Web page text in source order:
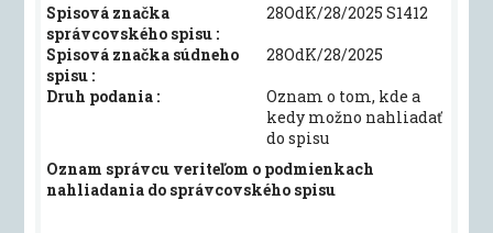
Spisová značka
správcovského spisu :
28OdK/28/2025 S1412
Spisová značka súdneho
spisu :
28OdK/28/2025
Druh podania :
Oznam o tom, kde a
kedy možno nahliadať
do spisu
Oznam správcu veriteľom o podmienkach
nahliadania do správcovského spisu